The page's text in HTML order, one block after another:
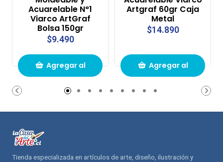
Acuarelable N°1
Viarco ArtGraf
Bolsa 150gr
$9.490
Agregar al
carrito de
compras
Artgraf 60gr Caja
Metal
$14.890
Agregar al
carrito de
compras
Tienda especializada en artículos de arte, diseño, ilustración y